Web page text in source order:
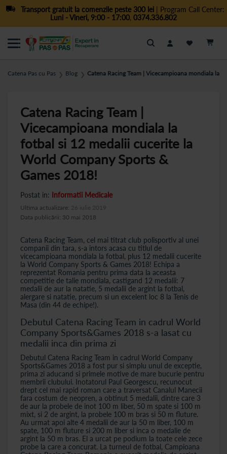
Transport gratuit la comenzile peste 300 lei| Program Call Center:
Luni - Vineri, 9:00 - 17:00, 0374.336.802
Cautare
Catena Pas cu Pas ❯ Blog ❯ Catena Racing Team | Vicecampioana mondiala la
Catena Racing Team |
Vicecampioana mondiala la
fotbal si 12 medalii cucerite la
World Company Sports &
Games 2018!
Postat in: Informatii Medicale
Data publicării: 30 mai 2018
Ultima actualizare: 26 iulie 2019
Catena Racing Team, cel mai titrat club polisportiv al unei
companii din tara, s-a intors acasa cu titlul de
vicecampioana mondiala la fotbal, plus 12 medalii cucerite
la World Company Sports & Games 2018! Echipa a
reprezentat Romania pentru prima data la aceasta
competitie de talie mondiala, castigand 12 medalii: 7
medalii de aur la natatie, 5 medalii de argint la fotbal,
alergare si natatie, precum si un excelent loc 8 la Tenis de
Masa (din 44 de echipe!).
Debutul Catena Racing Team in cadrul World
Company Sports&Games 2018 s-a lasat cu
medalii inca din prima zi
Debutul Catena Racing Team in cadrul World Company
Sports&Games 2018 a fost pur si simplu unul de exceptie,
prima zi aducand si primele motive de mare bucurie pentru
membrii clubului. Inotatorul Paul Georgescu, recunocut
drept cel mai rapid roman care a traversat Canalul Manecii
fara costum de neopren, a obtinut 5 medalii, dintre care 3
de aur la probele de inot 100 m liber, 50 m spate si 100 m
mixt, si 2 de argint, la probele 100 m bras si 50 m fluture.
Au urmat apoi alte 4 medalii de aur la 50 m liber, 100 m
spate, 100 m fluture si 200 m liber si inca o medalie de
argint la 50 m bras. El a urcat pe podium la toate cele zece
probe la care a concurat. La turneul de fotbal, Campioana